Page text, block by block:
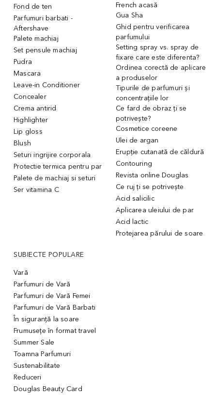
Fond de ten
Parfumuri barbati -
Aftershave
Palete machiaj
Set pensule machiaj
Pudra
Mascara
Leave-in Conditioner
Concealer
Crema antirid
Highlighter
Lip gloss
Blush
Seturi ingrijire corporala
Protectie termica pentru par
Palete de machiaj si seturi
Ser vitamina C
French acasă
Gua Sha
Ghid pentru verificarea
parfumului
Setting spray vs. spray de
fixare care este diferenta?
Ordinea corectă de aplicare
a produselor
Tipurile de parfumuri și
concentrațiile lor
Ce fard de obraz ți se
potrivește?
Cosmetice coreene
Ulei de argan
Erupție cutanată de căldură
Contouring
Revista online Douglas
Ce ruj ți se potrivește
Acid salicilic
Aplicarea uleiului de par
Acid lactic
Protejarea părului de soare
SUBIECTE POPULARE
Vară
Parfumuri de Vară
Parfumuri de Vară Femei
Parfumuri de Vară Barbati
În siguranță la soare
Frumusețe în format travel
Summer Sale
Toamna Parfumuri
Sustenabilitate
Reduceri
Douglas Beauty Card